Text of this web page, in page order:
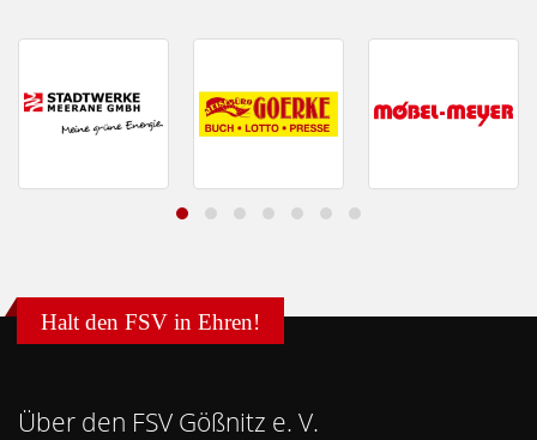
Halt den FSV in Ehren!
Über den FSV Gößnitz e. V.